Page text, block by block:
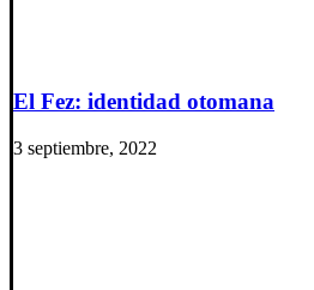
El Fez: identidad otomana
3 septiembre, 2022